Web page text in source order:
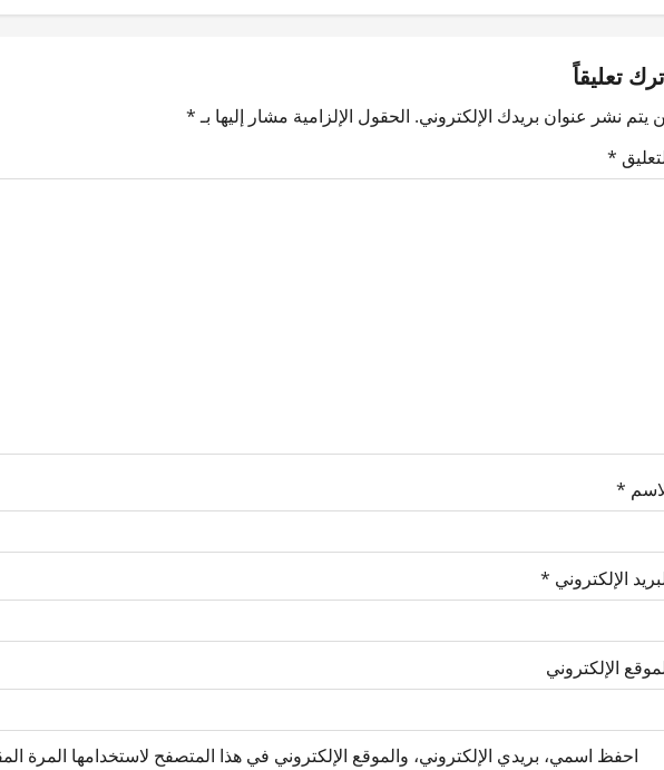
تعليقاً
يتم نشر عنوان بريدك الإلكتروني. الحقول الإلزامية مشار إليها بـ*
*
*
الإلكتروني *
الإلكتروني
احفظ اسمي، بريدي الإلكتروني، والموقع الإلكتروني في هذا المتصفح لاستخدامها المرة